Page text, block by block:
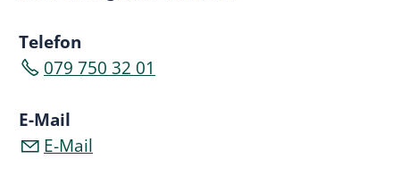
Telefon
079 750 32 01
E-Mail
E-Mail